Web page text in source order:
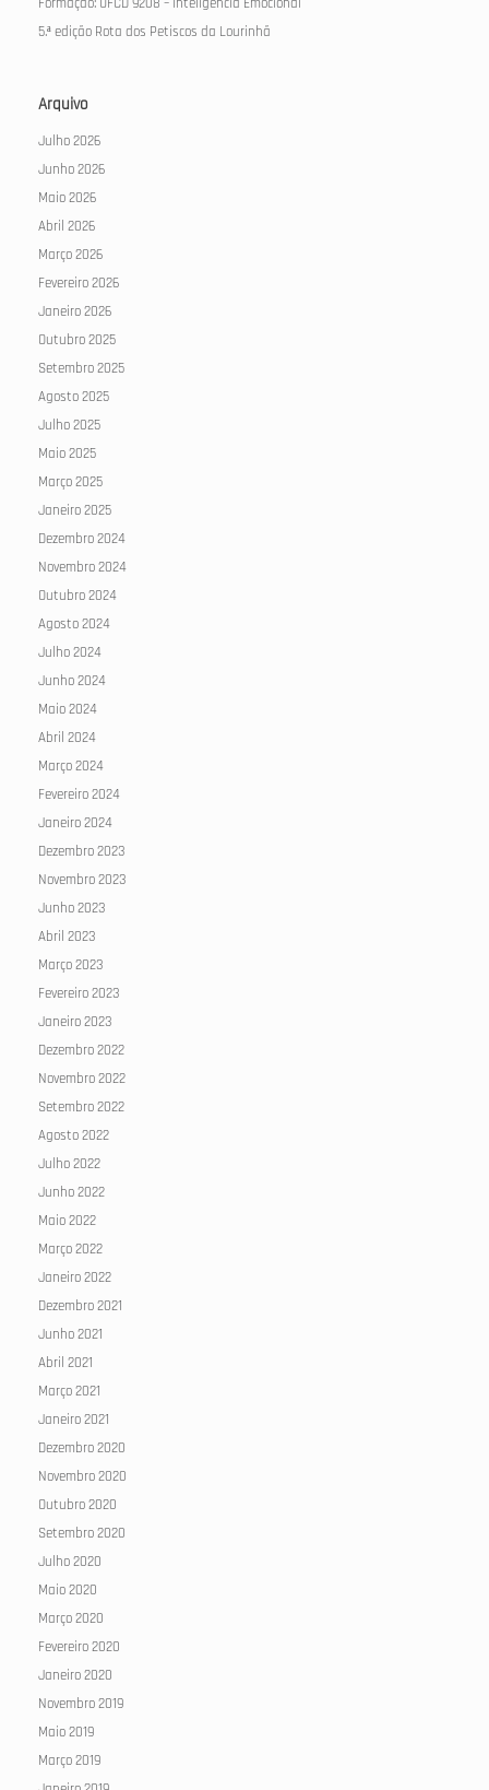
Formação: UFCD 9208 – Inteligência Emocional
5.ª edição Rota dos Petiscos da Lourinhã
Arquivo
Julho 2026
Junho 2026
Maio 2026
Abril 2026
Março 2026
Fevereiro 2026
Janeiro 2026
Outubro 2025
Setembro 2025
Agosto 2025
Julho 2025
Maio 2025
Março 2025
Janeiro 2025
Dezembro 2024
Novembro 2024
Outubro 2024
Agosto 2024
Julho 2024
Junho 2024
Maio 2024
Abril 2024
Março 2024
Fevereiro 2024
Janeiro 2024
Dezembro 2023
Novembro 2023
Junho 2023
Abril 2023
Março 2023
Fevereiro 2023
Janeiro 2023
Dezembro 2022
Novembro 2022
Setembro 2022
Agosto 2022
Julho 2022
Junho 2022
Maio 2022
Março 2022
Janeiro 2022
Dezembro 2021
Junho 2021
Abril 2021
Março 2021
Janeiro 2021
Dezembro 2020
Novembro 2020
Outubro 2020
Setembro 2020
Julho 2020
Maio 2020
Março 2020
Fevereiro 2020
Janeiro 2020
Novembro 2019
Maio 2019
Março 2019